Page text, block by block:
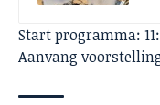
Start programma:
Aanvang